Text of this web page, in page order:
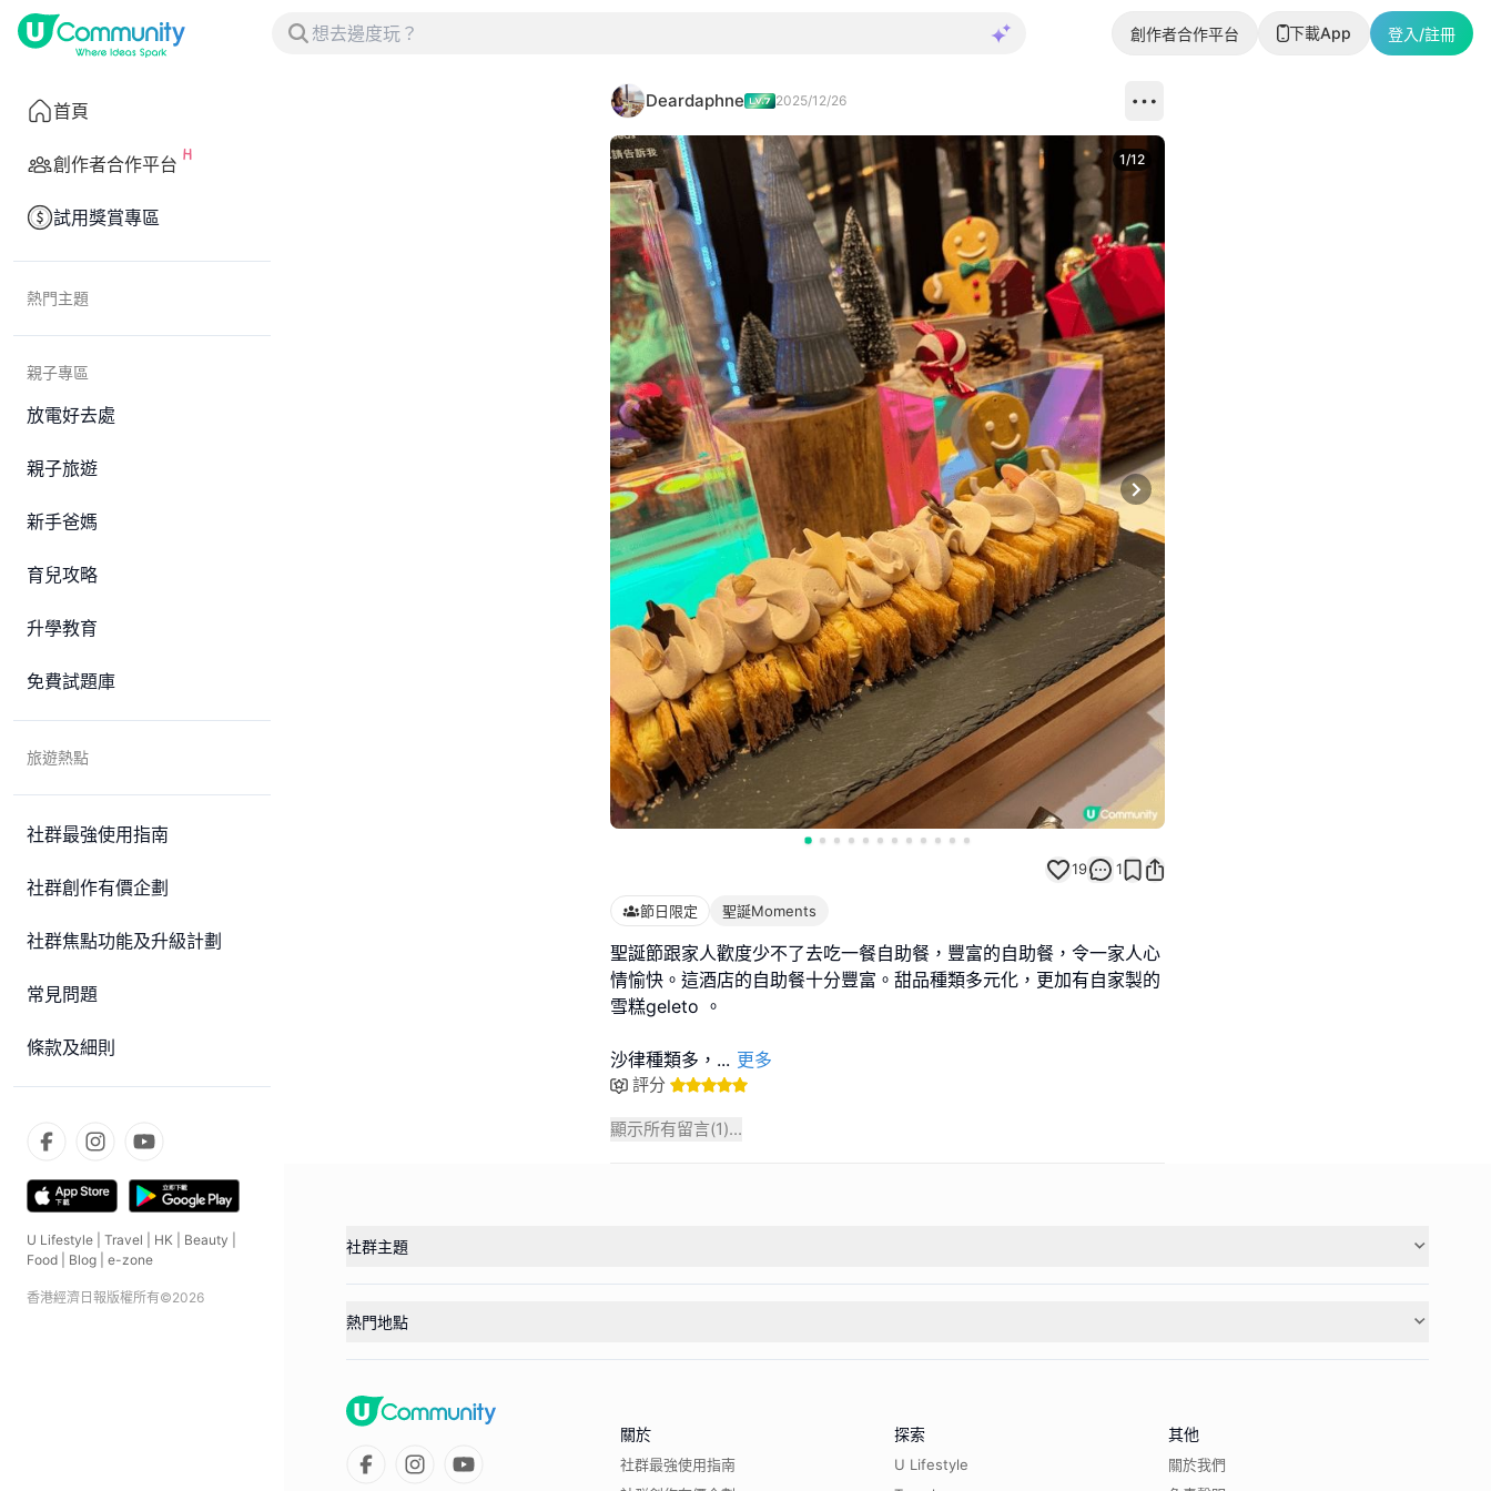
創作者合作平台 下載App 登入/註冊
首頁
創作者合作平台
試用獎賞專區
熱門主題
親子專區
放電好去處
親子旅遊
新手爸媽
育兒攻略
升學教育
免費試題庫
旅遊熱點
社群最強使用指南
社群創作有價企劃
社群焦點功能及升級計劃
常見問題
條款及細則
U Lifestyle Travel HK Beauty
Food
Blog e-zone
香港經濟日報版權所有©2026
Deardaphne 2025/12/26
Next slide
1/12
19 1
節日限定 聖誕Moments
聖誕節跟家人歡度少不了去吃一餐自助餐，豐富的自助餐，令一家人心
情愉快。這酒店的自助餐十分豐富。甜品種類多元化，更加有自家製的
雪糕geleto 。
沙律種類多， ... 更多
評分
顯示所有留言(1)...
社群主題
熱門地點
關於
社群最強使用指南
探索
U Lifestyle
其他
關於我們